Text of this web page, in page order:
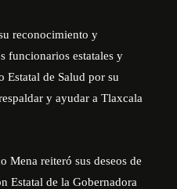
reconocimiento y
funcionarios estatales y
Estatal de Salud por su
y ayudar a Tlaxcala
Mena reiteró sus deseos de
Estatal de la Gobernadora